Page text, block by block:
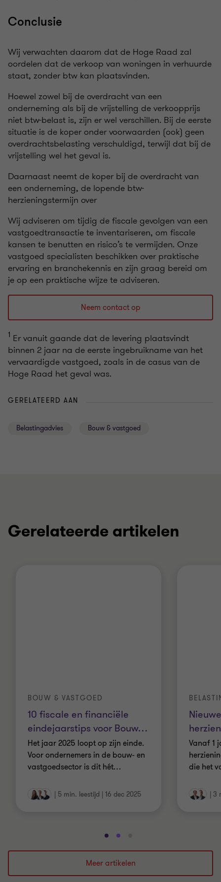
Conclusie
Wij verwachten daarom dat de Hoge Raad zal
oordelen dat de verkoop van woningen in verhuurde
staat, zonder btw kan plaatsvinden.
Hoewel zowel bij de overdracht van een
onderneming als bij de vrijstelling de verkoopprijs
niet btw-belast is, zijn er wel verschillen. Bij de eerste
situatie is de koper onder voorwaarden (ook) geen
overdrachtsbelasting verschuldigd, terwijl dat bij de
vrijstelling wel het geval is.
Daarnaast neemt de koper bij de overdracht van
een onderneming, de lopende btw-
herzieningstermijn over
Wij adviseren om tijdig de fiscale gevolgen van een
vastgoedtransactie te inventariseren, om fiscale
kansen te benutten en risico’s te vermijden. Onze
vastgoed specialisten beschikken over praktische
ervaring en branchekennis en zijn graag bereid om
je op een praktische wijze te adviseren.
Neem contact op
1 Er vanuit gaande dat de levering plaatsvindt
binnen 2 jaar na de eerste ingebruikname van het
vervaardigde vastgoed, zoals in de casus van de
Hoge Raad het geval was.
GERELATEERD AAN
Belastingadvies Bouw & vastgoed
Gerelateerde artikelen
10 fiscale en financiële
eindejaarstips voor Bouw…
BOUW & VASTGOED
Het jaar 2025 loopt op zijn einde.
Voor ondernemers in de bouw- en
vastgoedsector is dit hét…
5 min. leestijd 16 dec 2025
Vanaf 1
die het
3
Ga
naar
dia
1
Ga
naar
dia
2
naar
dia
3
Meer artikelen